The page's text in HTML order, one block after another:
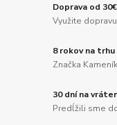
Doprava od
Využite
8 rokov na trhu
Značka
30 dní na
Predĺžili sme